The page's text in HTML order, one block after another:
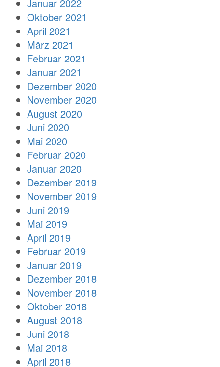
Januar 2022
Oktober 2021
April 2021
März 2021
Februar 2021
Januar 2021
Dezember 2020
November 2020
August 2020
Juni 2020
Mai 2020
Februar 2020
Januar 2020
Dezember 2019
November 2019
Juni 2019
Mai 2019
April 2019
Februar 2019
Januar 2019
Dezember 2018
November 2018
Oktober 2018
August 2018
Juni 2018
Mai 2018
April 2018